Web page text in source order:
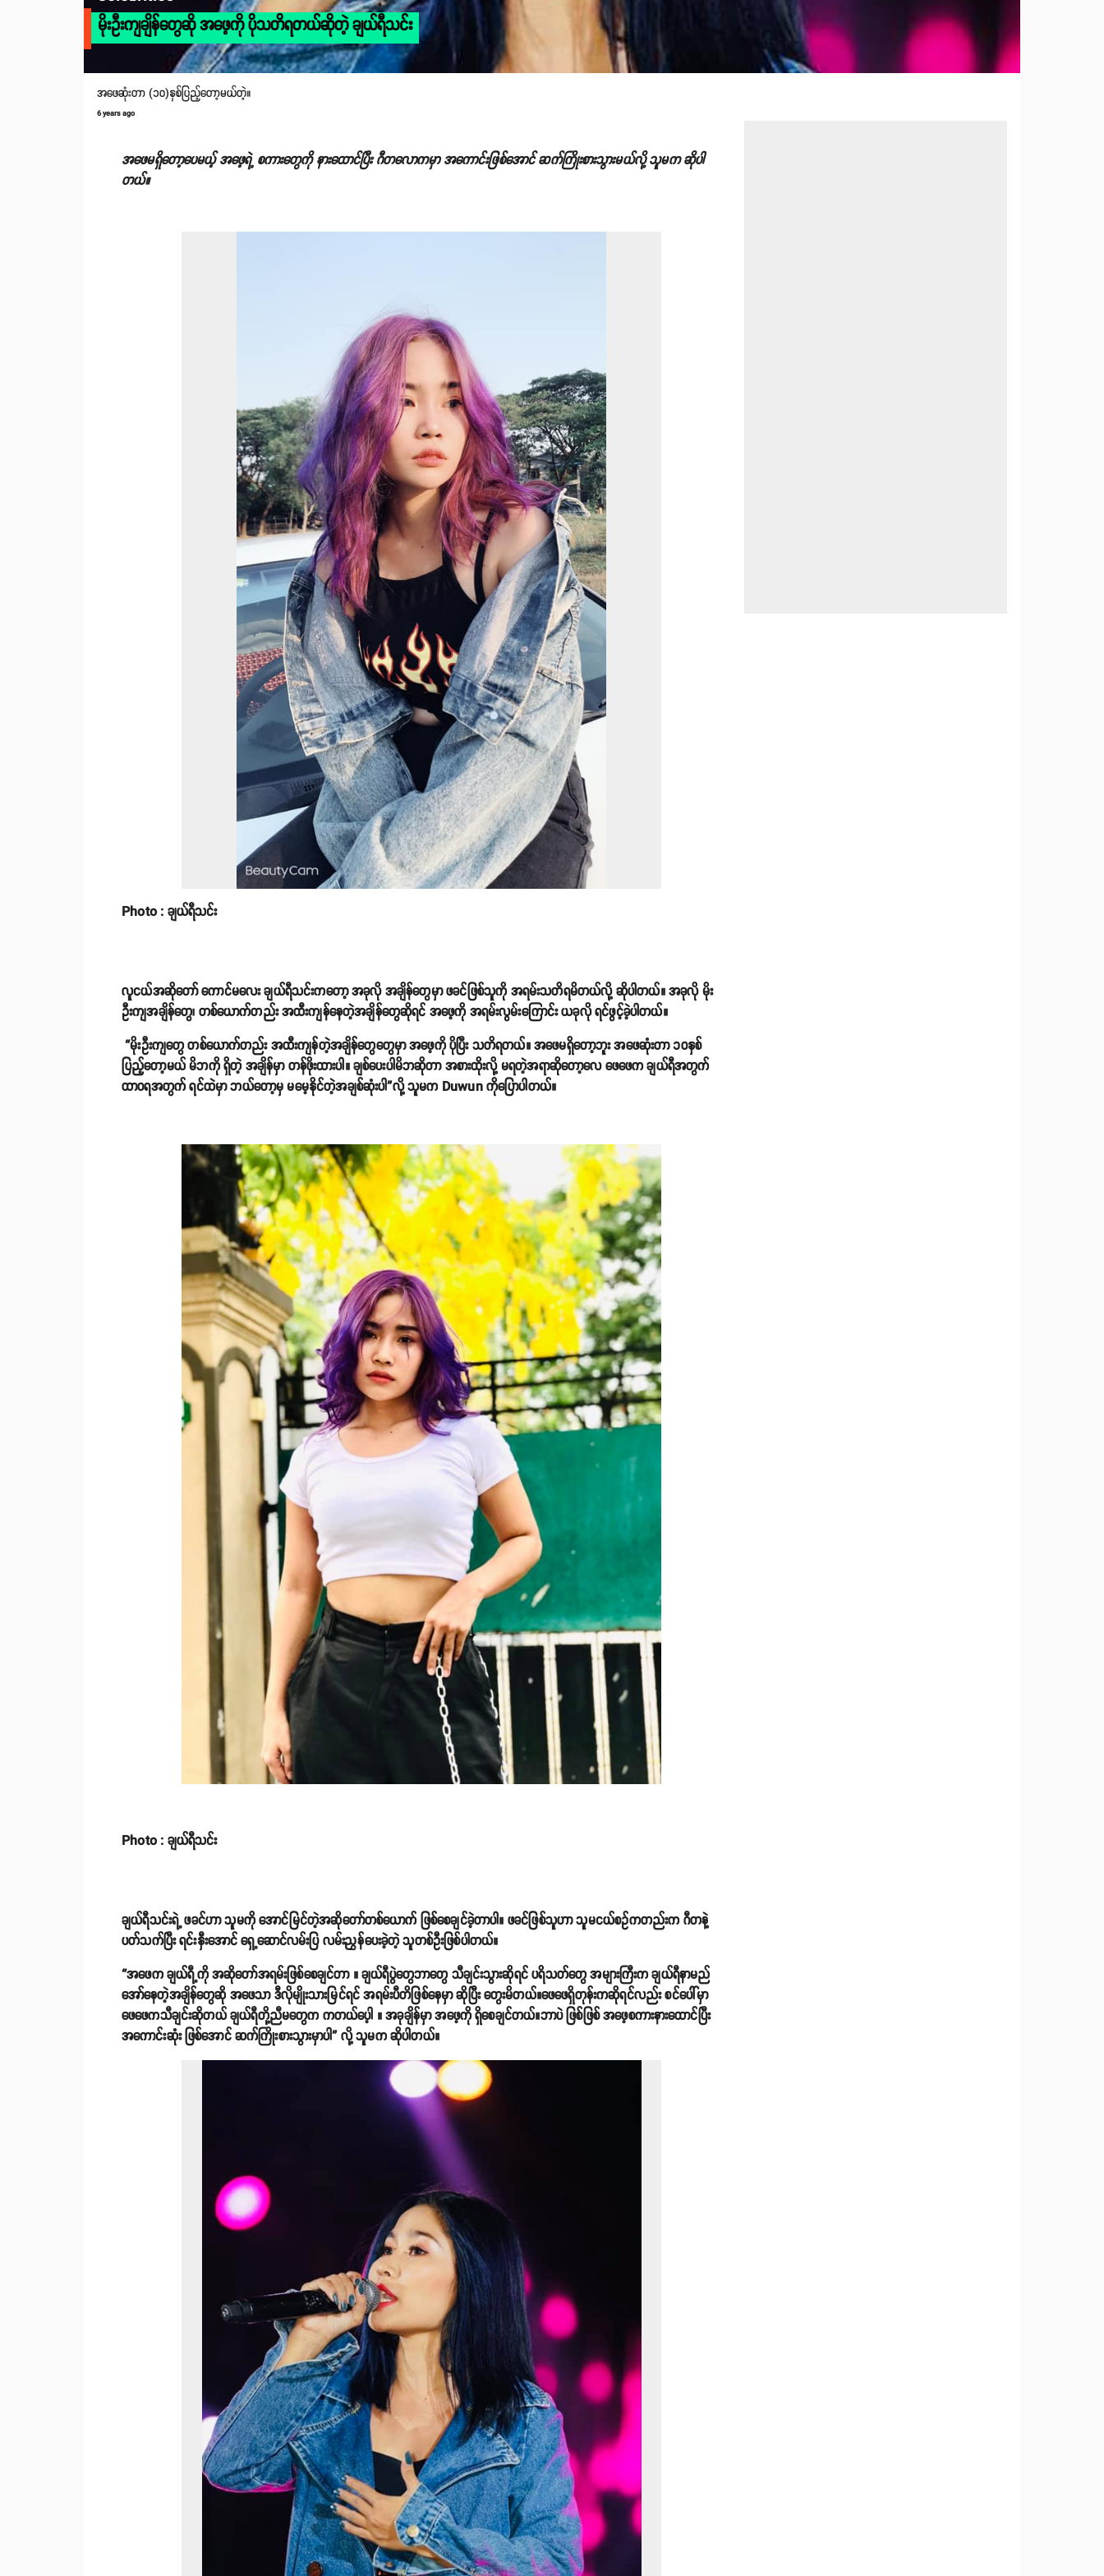
မိုးဦးကျချိန်တွေဆို အဖေ့ကို ပိုသတိရတယ်ဆိုတဲ့ ချယ်ရီသင်း
အဖေဆုံးတာ (၁၀)နှစ်ပြည့်တော့မယ်တဲ့။
6 years ago
အဖေမရှိတော့ပေမယ့် အဖေ့ရဲ့ စကားတွေကို နားထောင်ပြီး ဂီတလောကမှာ အကောင်းဖြစ်အောင် ဆက်ကြိုးစားသွားမယ်လို့ သူမက ဆိုပါ
တယ်။
Photo : ချယ်ရီသင်း
လူငယ်အဆိုတော် ကောင်မလေး ချယ်ရီသင်းကတော့ အခုလို အချိန်တွေမှာ ဖခင်ဖြစ်သူကို အရမ်းသတိရမိတယ်လို့ ဆိုပါတယ်။ အခုလို မိုး
ဦးကျအချိန်တွေ၊ တစ်ယောက်တည်း အထီးကျန်နေတဲ့အချိန်တွေဆိုရင် အဖေ့ကို အရမ်းလွမ်းကြောင်း ယခုလို ရင်ဖွင့်ခဲ့ပါတယ်။
“မိုးဦးကျတွေ တစ်ယောက်တည်း အထီးကျန်တဲ့အချိန်တွေတွေမှာ အဖေ့ကို ပိုပြီး သတိရတယ်။ အဖေမရှိတော့ဘူး အဖေဆုံးတာ ၁၀နှစ်
ပြည့်တော့မယ် မိဘကို ရှိတဲ့ အချိန်မှာ တန်ဖိုးထားပါ။ ချစ်ပေးပါမိဘဆိုတာ အစားထိုးလို့ မရတဲ့အရာဆိုတော့လေ ဖေဖေက ချယ်ရီအတွက်
ထာဝရအတွက် ရင်ထဲမှာ ဘယ်တော့မှ မမေ့နိုင်တဲ့အချစ်ဆုံးပါ”လို့ သူမက Duwun ကိုပြောပါတယ်။
Photo : ချယ်ရီသင်း
ချယ်ရီသင်းရဲ့ ဖခင်ဟာ သူမကို အောင်မြင်တဲ့အဆိုတော်တစ်ယောက် ဖြစ်စေချင်ခဲ့တာပါ။ ဖခင်ဖြစ်သူဟာ သူမငယ်စဥ်ကတည်းက ဂီတနဲ့
ပတ်သက်ပြီး ရင်းနှီးအောင် ရှေ့ဆောင်လမ်းပြ လမ်းညွှန်ပေးခဲ့တဲ့ သူတစ်ဦးဖြစ်ပါတယ်။
“အဖေက ချယ်ရီ့ကို အဆိုတော်အရမ်းဖြစ်စေချင်တာ ။ ချယ်ရီပွဲတွေဘာတွေ သီချင်းသွားဆိုရင် ပရိသတ်တွေ အများကြီးက ချယ်ရီနာမည်
အော်နေတဲ့အချိန်တွေဆို အဖေသာ ဒီလိုမျိုးသားမြင်ရင် အရမ်းပီတိဖြစ်နေမှာ ဆိုပြီး တွေးမိတယ်။ဖေဖေရှိတုန်းကဆိုရင်လည်း စင်ပေါ်မှာ
ဖေဖေကသီချင်းဆိုတယ် ချယ်ရီတို့ညီမတွေက ကတယ်ပေ့ါ ။ အခုချိန်မှာ အဖေ့ကို ရှိစေချင်တယ်။ဘာပဲ ဖြစ်ဖြစ် အဖေ့စကားနားထောင်ပြီး
အကောင်းဆုံး ဖြစ်အောင် ဆက်ကြိုးစားသွားမှာပါ” လို့ သူမက ဆိုပါတယ်။